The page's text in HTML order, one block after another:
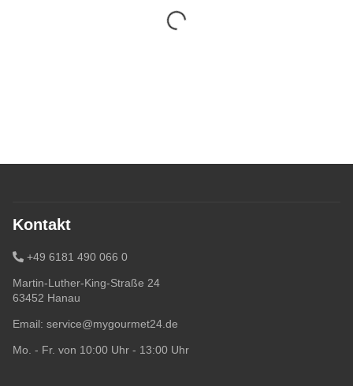
Kontakt
+49 6181 490 066 0
Martin-Luther-King-Straße 24
63452 Hanau
Email: service@mygourmet24.de
Mo. - Fr. von 10:00 Uhr - 13:00 Uhr